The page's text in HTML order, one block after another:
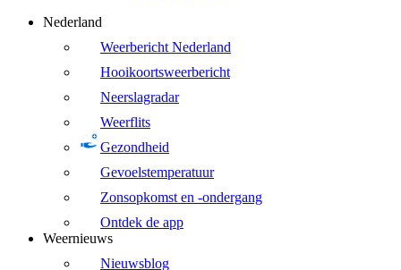
Nederland
Weerbericht Nederland
Hooikoortsweerbericht
Neerslagradar
Weerflits
Gezondheid
Gevoelstemperatuur
Zonsopkomst en -ondergang
Ontdek de app
Weernieuws
Nieuwsblog